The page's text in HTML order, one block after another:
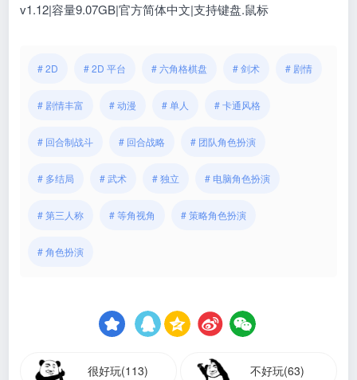
v1.12|容量9.07GB|官方简体中文|支持键盘.鼠标
# 2D # 2D 平台 # 六角格棋盘 # 剑术 # 剧情
# 剧情丰富 # 动漫 # 单人 # 卡通风格
# 回合制战斗 # 回合战略 # 团队角色扮演
# 多结局 # 武术 # 独立 # 电脑角色扮演
# 第三人称 # 等角视角 # 策略角色扮演
# 角色扮演
很好玩(113) 不好玩(63)